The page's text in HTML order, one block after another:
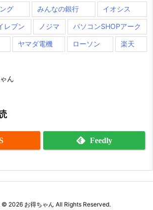
グ みんなの銀行 イオシス
レブン ノジマ パソコンSHOPアーク
ヤマダ電機 ローソン 楽天
Feedly
© 2026 お得ちゃん All Rights Reserved.